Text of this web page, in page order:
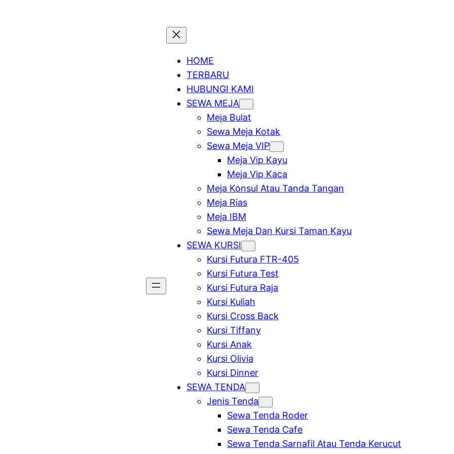
HOME
TERBARU
HUBUNGI KAMI
SEWA MEJA
Meja Bulat
Sewa Meja Kotak
Sewa Meja VIP
Meja Vip Kayu
Meja Vip Kaca
Meja Konsul Atau Tanda Tangan
Meja Rias
Meja IBM
Sewa Meja Dan Kursi Taman Kayu
SEWA KURSI
Kursi Futura FTR-405
Kursi Futura Test
Kursi Futura Raja
Kursi Kuliah
Kursi Cross Back
Kursi Tiffany
Kursi Anak
Kursi Olivia
Kursi Dinner
SEWA TENDA
Jenis Tenda
Sewa Tenda Roder
Sewa Tenda Cafe
Sewa Tenda Sarnafil Atau Tenda Kerucut